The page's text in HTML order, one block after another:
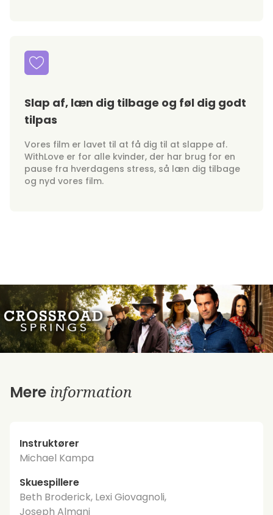
Slap af, læn dig tilbage og føl dig godt
tilpas
Vores film er lavet til at få dig til at slappe af.
WithLove er for alle kvinder, der har brug for en
pause fra hverdagens stress, så læn dig tilbage
og nyd vores film.
Mere information
Instruktører
Michael Kampa
Skuespillere
Beth Broderick, Lexi Giovagnoli,
Joseph Almani